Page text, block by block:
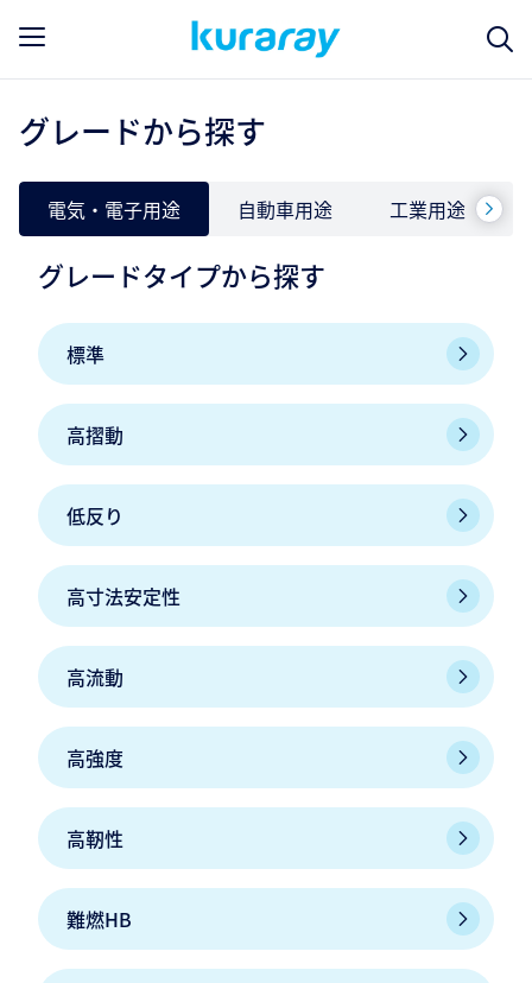
グレードから探す
電気・電子用途 自動車用途 工業用途
グレードタイプから探す
標準
高摺動
低反り
高寸法安定性
高流動
高強度
高靭性
難燃HB